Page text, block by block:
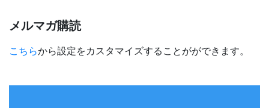
メルマガ購読
こちらから設定をカスタマイズすることがができます。